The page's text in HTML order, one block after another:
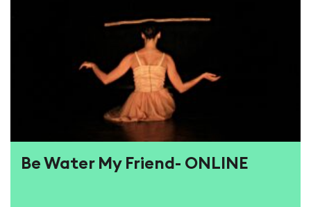
Be Water My Friend- ONLINE